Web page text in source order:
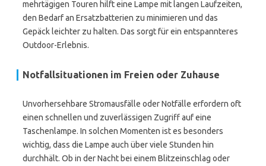
mehrtägigen Touren hilft eine Lampe mit langen Laufzeiten,
den Bedarf an Ersatzbatterien zu minimieren und das
Gepäck leichter zu halten. Das sorgt für ein entspannteres
Outdoor-Erlebnis.
Notfallsituationen im Freien oder Zuhause
Unvorhersehbare Stromausfälle oder Notfälle erfordern oft
einen schnellen und zuverlässigen Zugriff auf eine
Taschenlampe. In solchen Momenten ist es besonders
wichtig, dass die Lampe auch über viele Stunden hin
durchhält. Ob in der Nacht bei einem Blitzeinschlag oder